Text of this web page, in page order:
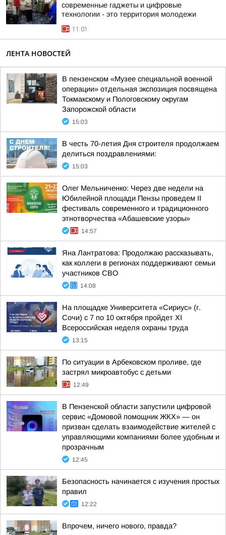
современные гаджеты и цифровые
технологии - это территория молодежи
11:01
ЛЕНТА НОВОСТЕЙ
В пензенском «Музее специальной военной
операции» отдельная экспозиция посвящена
Токмакскому и Пологовскому округам
Запорожской области
15:03
В честь 70-летия Дня строителя продолжаем
делиться поздравлениями:
15:03
Олег Мельниченко: Через две недели на
Юбилейной площади Пензы проведем II
фестиваль современного и традиционного
этнотворчества «Абашевские узоры»
14:57
Яна Лантратова: Продолжаю рассказывать,
как коллеги в регионах поддерживают семьи
участников СВО
14:08
На площадке Университета «Сириус» (г.
Сочи) с 7 по 10 октября пройдет XI
Всероссийская неделя охраны труда
13:15
По ситуации в Арбековском проливе, где
застрял микроавтобус с детьми
12:49
В Пензенской области запустили цифровой
сервис «Домовой помощник ЖКХ» — он
призван сделать взаимодействие жителей с
управляющими компаниями более удобным и
прозрачным
12:45
Безопасность начинается с изучения простых
правил
12:22
Впрочем, ничего нового, правда?